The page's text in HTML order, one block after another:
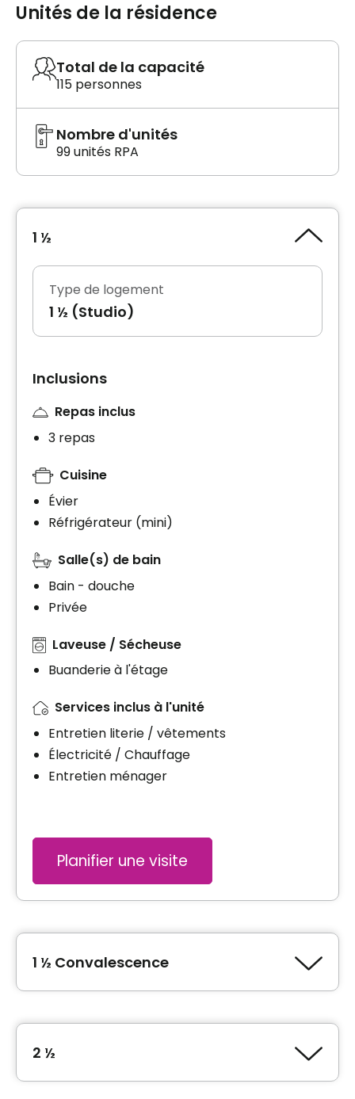
Unités de la résidence
Total de la capacité
115 personnes
Nombre d'unités
99 unités RPA
1 ½
Type de logement
1 ½ (Studio)
Inclusions
Repas inclus
3 repas
Cuisine
Évier
Réfrigérateur (mini)
Salle(s) de bain
Bain - douche
Privée
Laveuse / Sécheuse
Buanderie à l'étage
Services inclus à l'unité
Entretien literie / vêtements
Électricité / Chauffage
Entretien ménager
Planifier une visite
1 ½ Convalescence
2 ½